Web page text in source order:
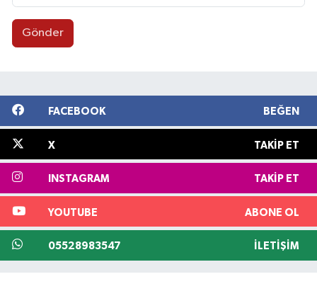
Gönder
FACEBOOK BEĞEN
X TAKIP ET
INSTAGRAM TAKIP ET
YOUTUBE ABONE OL
05528983547 İLETIŞIM